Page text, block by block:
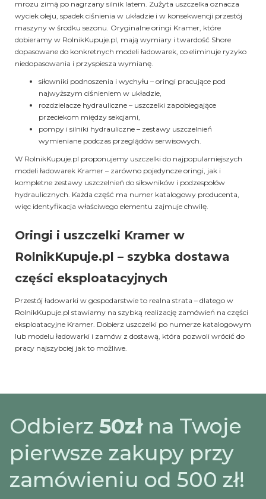
mrozu zimą po nagrzany silnik latem. Zużyta uszczelka oznacza
wyciek oleju, spadek ciśnienia w układzie i w konsekwencji przestój
maszyny w środku sezonu. Oryginalne oringi Kramer, które
dobieramy w RolnikKupuje.pl, mają wymiary i twardość Shore
dopasowane do konkretnych modeli ładowarek, co eliminuje ryzyko
niedopasowania i przyspiesza wymianę.
siłowniki podnoszenia i wychyłu – oringi pracujące pod
najwyższym ciśnieniem w układzie,
rozdzielacze hydrauliczne – uszczelki zapobiegające
przeciekom między sekcjami,
pompy i silniki hydrauliczne – zestawy uszczelnień
wymieniane podczas przeglądów serwisowych.
W RolnikKupuje.pl proponujemy uszczelki do najpopularniejszych
modeli ładowarek Kramer – zarówno pojedyncze oringi, jak i
kompletne zestawy uszczelnień do siłowników i podzespołów
hydraulicznych. Każda część ma numer katalogowy producenta,
więc identyfikacja właściwego elementu zajmuje chwilę.
Oringi i uszczelki Kramer w
RolnikKupuje.pl – szybka dostawa
części eksploatacyjnych
Przestój ładowarki w gospodarstwie to realna strata – dlatego w
RolnikKupuje.pl stawiamy na szybką realizację zamówień na części
eksploatacyjne Kramer. Dobierz uszczelki po numerze katalogowym
lub modelu ładowarki i zamów z dostawą, która pozwoli wrócić do
pracy najszybciej jak to możliwe.
Odbierz 50złna Twoje
pierwsze zakupy przy
zamówieniu od 500 zł!